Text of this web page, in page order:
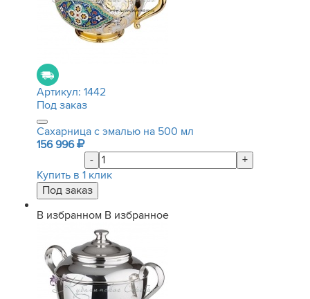
Артикул: 1442
Под заказ
Сахарница с эмалью на 500 мл
156 996
-
+
Купить в 1 клик
В избранном В избранное